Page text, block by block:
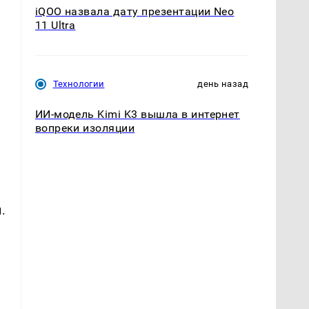
iQOO назвала дату презентации Neo
11 Ultra
Технологии день назад
ИИ-модель Kimi K3 вышла в интернет
вопреки изоляции